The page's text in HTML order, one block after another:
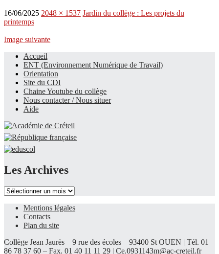
16/06/2025 2048 × 1537 Jardin du collège : Les projets du
printemps
Image suivante
Le site du collège
Accueil
ENT (Environnement Numérique de Travail)
Orientation
Site du CDI
Chaine Youtube du collège
Nous contacter / Nous situer
Aide
Les Archives
Les
Mentions légales
Contacts
Plan du site
Collège Jean Jaurès – 9 rue des écoles – 93400 St OUEN | Tél. 01
86 78 37 60 – Fax. 01 40 11 11 29 | Ce.0931143m@ac-creteil.fr